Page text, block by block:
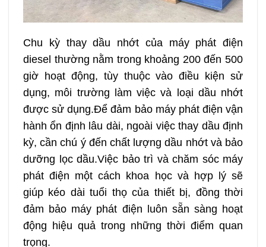
Chu kỳ thay dầu nhớt của máy phát điện
diesel thường nằm trong khoảng 200 đến 500
giờ hoạt động, tùy thuộc vào điều kiện sử
dụng, môi trường làm việc và loại dầu nhớt
được sử dụng.Để đảm bảo máy phát điện vận
hành ổn định lâu dài, ngoài việc thay dầu định
kỳ, cần chú ý đến chất lượng dầu nhớt và bảo
dưỡng lọc dầu.Việc bảo trì và chăm sóc máy
phát điện một cách khoa học và hợp lý sẽ
giúp kéo dài tuổi thọ của thiết bị, đồng thời
đảm bảo máy phát điện luôn sẵn sàng hoạt
động hiệu quả trong những thời điểm quan
trọng.